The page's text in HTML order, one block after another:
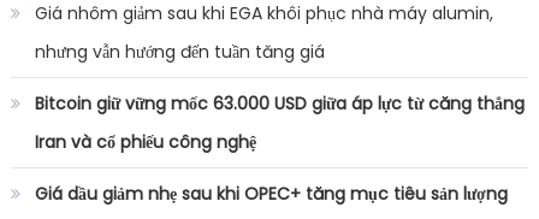
Giá nhôm giảm sau khi EGA khôi phục nhà máy alumin,
nhưng vẫn hướng đến tuần tăng giá
Bitcoin giữ vững mốc 63.000 USD giữa áp lực từ căng thẳng
Iran và cổ phiếu công nghệ
Giá dầu giảm nhẹ sau khi OPEC+ tăng mục tiêu sản lượng